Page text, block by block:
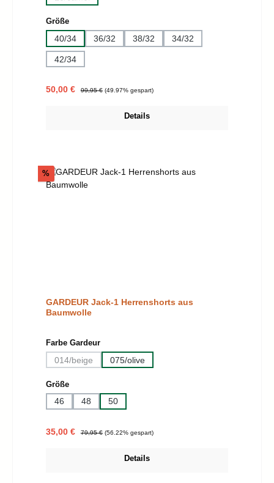
Größeauswählen
40/34 36/32 38/32 34/32
42/34
Verkaufspreis:
50,00 € Regulärer Preis:
99,95 € (49.97% gespart)
Details
%Rabatt
GARDEUR Jack-1 Herrenshorts aus
Baumwolle
Farbe Gardeurauswählen
014/beige
(Diese Option ist zurzeit nicht verfügbar.)
075/olive
Größeauswählen
46 48 50
Verkaufspreis:
35,00 € Regulärer Preis:
79,95 € (56.22% gespart)
Details